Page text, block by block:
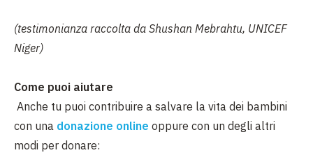
(testimonianza raccolta da Shushan Mebrahtu, UNICEF
Niger)
Come puoi aiutare
Anche tu puoi contribuire a salvare la vita dei bambini
con una donazione online oppure con un degli altri
modi per donare: